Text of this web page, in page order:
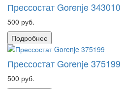
Прессостат Gorenje 343010
500 руб.
Подробнее
Прессостат Gorenje 375199
500 руб.